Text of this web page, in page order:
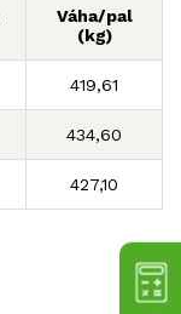
Váha/pal
(kg)
419,61
434,60
427,10